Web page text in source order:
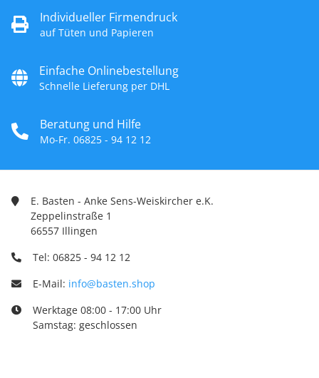
Individueller Firmendruck
auf Tüten und Papieren
Einfache Onlinebestellung
Schnelle Lieferung per DHL
Beratung und Hilfe
Mo-Fr. 06825 - 94 12 12
E. Basten - Anke Sens-Weiskircher e.K.
Zeppelinstraße 1
66557 Illingen
Tel: 06825 - 94 12 12
E-Mail: info@basten.shop
Werktage 08:00 - 17:00 Uhr
Samstag: geschlossen